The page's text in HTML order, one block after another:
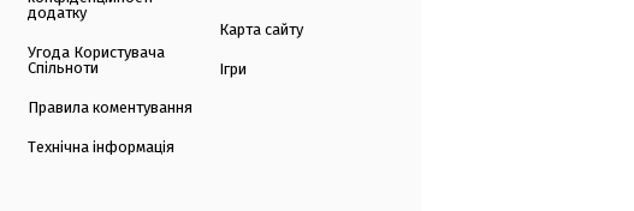
додатку
Угода Користувача
Спільноти
Правила коментування
Технічна інформація
Карта сайту
Ігри